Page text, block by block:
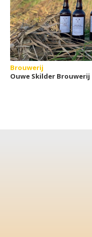
Brouwerij
Ouwe Skilder Brouwerij